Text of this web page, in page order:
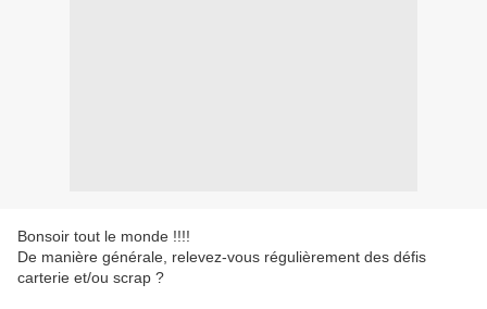
Bonsoir tout le monde !!!!
De manière générale, relevez-vous régulièrement des défis
carterie et/ou scrap ?